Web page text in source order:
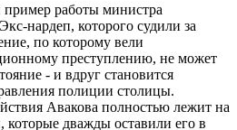
работы министра
нардеп, которого судили за
по которому вели
преступлению, не может
- и вдруг становится
полиции столицы.
Авакова полностью лежит на
которые дважды оставили его в